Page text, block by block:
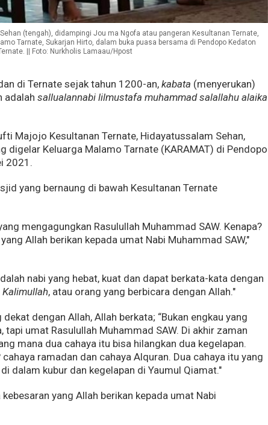
(tengah), didampingi Jou ma Ngofa atau pangeran Kesultanan Ternate,
Tarnate, Sukarjan Hirto, dalam buka puasa bersama di Pendopo Kedaton
|| Foto: Nurkholis Lamaau/Hpost
di Ternate sejak tahun 1200-an,kabata (menyerukan)
adalahsallualannabi lilmustafa muhammad salallahu alaika
Majojo Kesultanan Ternate, Hidayatussalam Sehan,
digelar Keluarga Malamo Tarnate (KARAMAT) di Pendopo
2021.
yang bernaung di bawah Kesultanan Ternate
mengagungkan Rasulullah Muhammad SAW. Kenapa?
Allah berikan kepada umat Nabi Muhammad SAW,"
nabi yang hebat, kuat dan dapat berkata-kata dengan
Kalimullah, atau orang yang berbicara dengan Allah."
dengan Allah, Allah berkata; “Bukan engkau yang
tapi umat Rasulullah Muhammad SAW. Di akhir zaman
mana dua cahaya itu bisa hilangkan dua kegelapan.
ramadan dan cahaya Alquran. Dua cahaya itu yang
dalam kubur dan kegelapan di Yaumul Qiamat."
yang Allah berikan kepada umat Nabi